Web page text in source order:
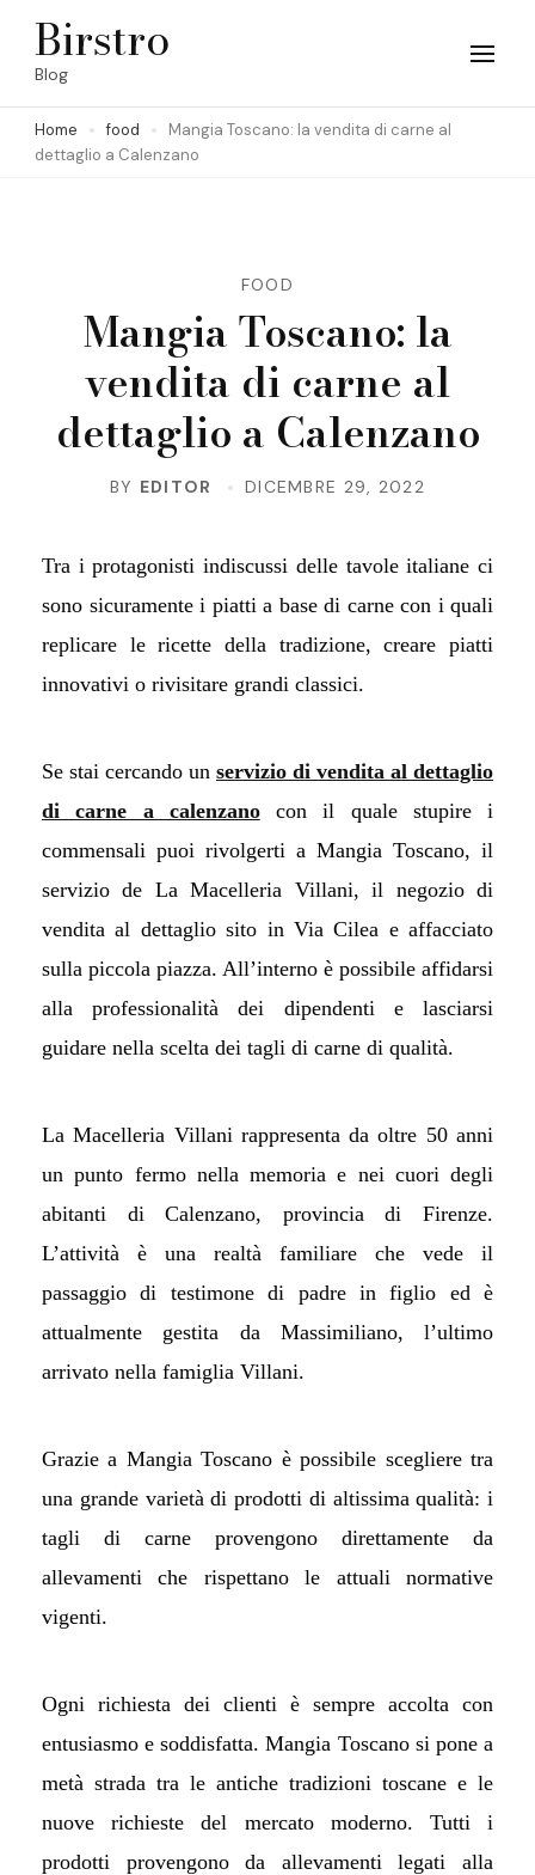
Skip
(Press
Birstro
Blog
Home food
Mangia Toscano: la vendita di carne al
dettaglio a Calenzano
FOOD
Mangia Toscano: la
vendita di carne al
dettaglio a Calenzano
BY EDITOR DICEMBRE 29, 2022
Tra i protagonisti indiscussi delle tavole italiane ci
sono sicuramente i piatti a base di carne con i quali
replicare le ricette della tradizione, creare piatti
innovativi o rivisitare grandi classici.
Se stai cercando un servizio di vendita al dettaglio
di carne a calenzanocon il quale stupire i
commensali puoi rivolgerti a Mangia Toscano, il
servizio de La Macelleria Villani, il negozio di
vendita al dettaglio sito in Via Cilea e affacciato
sulla piccola piazza. All’interno è possibile affidarsi
alla professionalità dei dipendenti e lasciarsi
guidare nella scelta dei tagli di carne di qualità.
La Macelleria Villani rappresenta da oltre 50 anni
un punto fermo nella memoria e nei cuori degli
abitanti di Calenzano, provincia di Firenze.
L’attività è una realtà familiare che vede il
passaggio di testimone di padre in figlio ed è
attualmente gestita da Massimiliano, l’ultimo
arrivato nella famiglia Villani.
Grazie a Mangia Toscano è possibile scegliere tra
una grande varietà di prodotti di altissima qualità: i
tagli di carne provengono direttamente da
allevamenti che rispettano le attuali normative
vigenti.
Ogni richiesta dei clienti è sempre accolta con
entusiasmo e soddisfatta. Mangia Toscano si pone a
metà strada tra le antiche tradizioni toscane e le
nuove richieste del mercato moderno. Tutti i
prodotti provengono da allevamenti legati alla